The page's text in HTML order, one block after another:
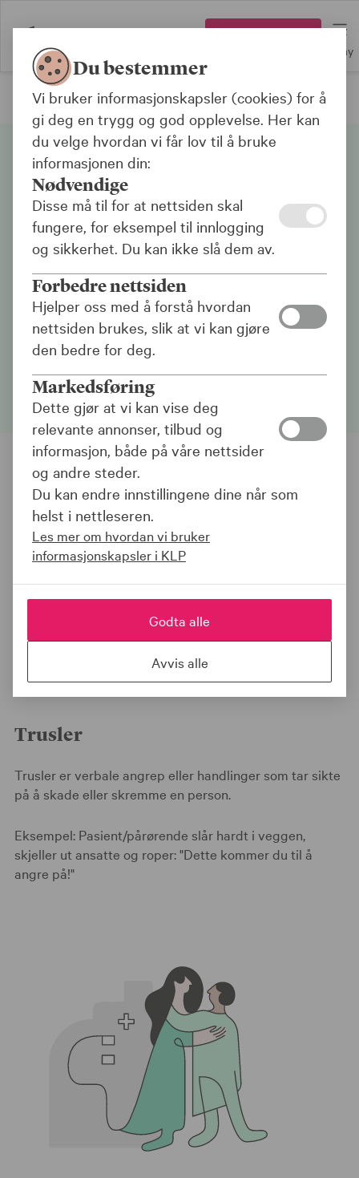
Meny
Vold og trusler på arbeidsplassen
Hva er vold og trusler
Vold og trusler er hendelser hvor arbeidstakere
blir fysisk eller verbalt angrepet i situasjoner
som har forbindelse med deres arbeid, og som
innebærer en åpenlys eller antydet trussel mot
deres sikkerhet, helse eller velvære.
Trusler
Trusler er verbale angrep eller handlinger som tar sikte
på å skade eller skremme en person.
Eksempel: Pasient/pårørende slår hardt i veggen,
skjeller ut ansatte og roper: "Dette kommer du til å
angre på!"
Du bestemmer
Vi bruker informasjonskapsler (cookies) for å
gi deg en trygg og god opplevelse. Her kan
du velge hvordan vi får lov til å bruke
informasjonen din:
Nødvendige
Disse må til for at nettsiden skal
fungere, for eksempel til innlogging
og sikkerhet. Du kan ikke slå dem av.
Forbedre nettsiden
Hjelper oss med å forstå hvordan
nettsiden brukes, slik at vi kan gjøre
den bedre for deg.
Markedsføring
Dette gjør at vi kan vise deg
relevante annonser, tilbud og
informasjon, både på våre nettsider
og andre steder.
Du kan endre innstillingene dine når som
helst i nettleseren.
Les mer om hvordan vi bruker
informasjonskapsler i KLP
Godta alle
Avvis alle